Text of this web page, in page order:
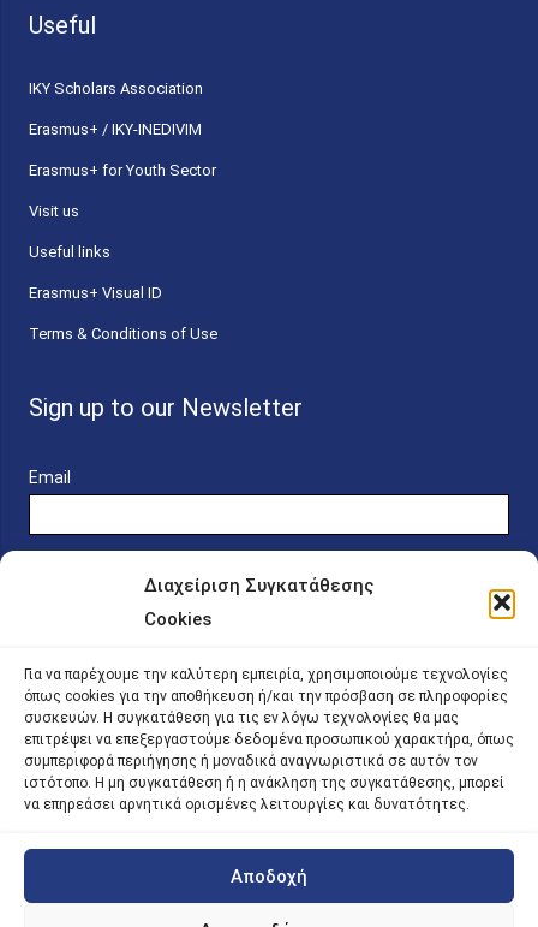
Διαχείριση Συγκατάθεσης
Cookies
Για να παρέχουμε την καλύτερη εμπειρία, χρησιμοποιούμε τεχνολογίες
όπως cookies για την αποθήκευση ή/και την πρόσβαση σε πληροφορίες
συσκευών. Η συγκατάθεση για τις εν λόγω τεχνολογίες θα μας
επιτρέψει να επεξεργαστούμε δεδομένα προσωπικού χαρακτήρα, όπως
συμπεριφορά περιήγησης ή μοναδικά αναγνωριστικά σε αυτόν τον
ιστότοπο. Η μη συγκατάθεση ή η ανάκληση της συγκατάθεσης, μπορεί
να επηρεάσει αρνητικά ορισμένες λειτουργίες και δυνατότητες.
Αποδοχή
Useful
ΙΚΥ Scholars Association
Erasmus+ / IKY-INEDIVIM
Erasmus+ for Youth Sector
Visit us
Useful links
Erasmus+ Visual ID
Terms & Conditions of Use
Sign up to our Newsletter
Email
Online Platform for Scholarship Candidates
IKY – Transparency
Sitemap
| iky.gr | All Rights Reserved
Designed and Developed by ACM Digital